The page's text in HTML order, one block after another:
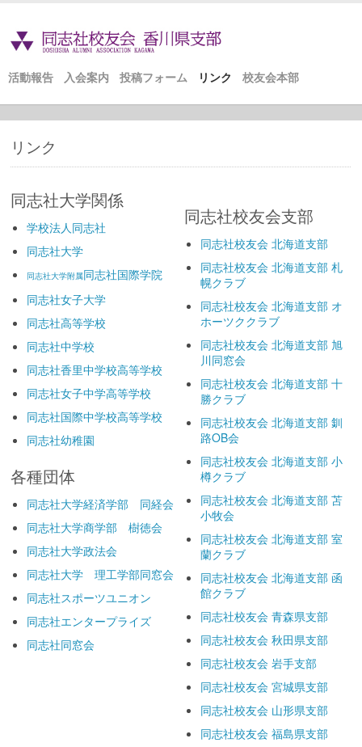
活動報告 入会案内 投稿フォーム リンク 校友会本部
リンク
同志社大学関係
学校法人同志社
同志社大学
同志社大学附属同志社国際学院
同志社女子大学
同志社高等学校
同志社中学校
同志社香里中学校高等学校
同志社女子中学高等学校
同志社国際中学校高等学校
同志社幼稚園
各種団体
同志社大学経済学部 同経会
同志社大学商学部 樹徳会
同志社大学政法会
同志社大学 理工学部同窓会
同志社スポーツユニオン
同志社エンタープライズ
同志社同窓会
同志社校友会支部
同志社校友会 北海道支部
同志社校友会 北海道支部 札
幌クラブ
同志社校友会 北海道支部 オ
ホーツククラブ
同志社校友会 北海道支部 旭
川同窓会
同志社校友会 北海道支部 十
勝クラブ
同志社校友会 北海道支部 釧
路OB会
同志社校友会 北海道支部 小
樽クラブ
同志社校友会 北海道支部 苫
小牧会
同志社校友会 北海道支部 室
蘭クラブ
同志社校友会 北海道支部 函
館クラブ
同志社校友会 青森県支部
同志社校友会 秋田県支部
同志社校友会 岩手支部
同志社校友会 宮城県支部
同志社校友会 山形県支部
同志社校友会 福島県支部